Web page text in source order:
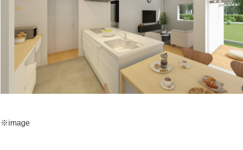
※image